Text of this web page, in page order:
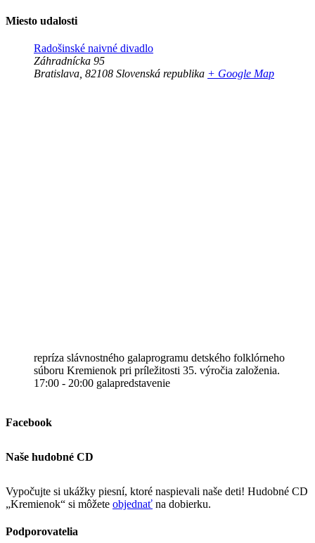
Miesto udalosti
Radošinské naivné divadlo
Záhradnícka 95
Bratislava 82108 Slovenská republika + Google Map
repríza slávnostného galaprogramu detského folklórneho
súboru Kremienok pri príležitosti 35. výročia založenia.
17:00 - 20:00 galapredstavenie
Facebook
Naše hudobné CD
Vypočujte si ukážky piesní, ktoré naspievali naše deti! Hudobné CD
„Kremienok“ si môžete objednať na dobierku.
Podporovatelia